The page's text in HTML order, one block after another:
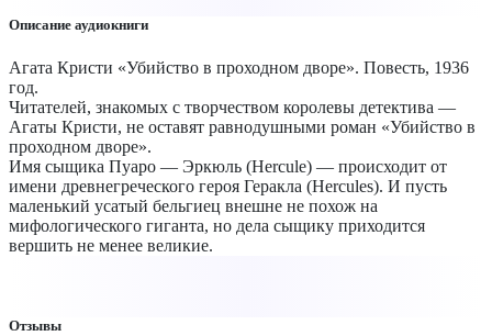
Описание аудиокниги
Агата Кристи «Убийство в проходном дворе». Повесть, 1936
год.
Читателей, знакомых с творчеством королевы детектива —
Агаты Кристи, не оставят равнодушными роман «Убийство в
проходном дворе».
Имя сыщика Пуаро — Эркюль (Hercule) — происходит от
имени древнегреческого героя Геракла (Hercules). И пусть
маленький усатый бельгиец внешне не похож на
мифологического гиганта, но дела сыщику приходится
вершить не менее великие.
Отзывы